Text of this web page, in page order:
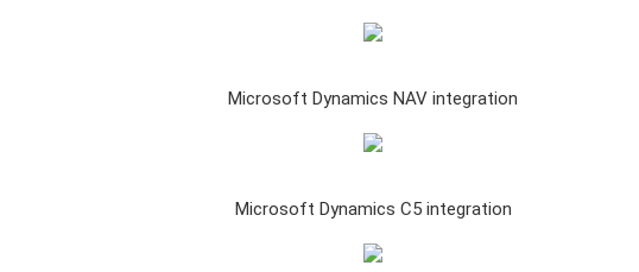
Microsoft Dynamics NAV integration
Microsoft Dynamics C5 integration